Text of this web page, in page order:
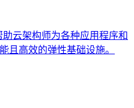
助云架构师为各种应用程序和
且高效的弹性基础设施。